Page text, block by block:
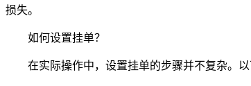
损失。
如何设置挂单？
在实际操作中，设置挂单的步骤并不复杂。以